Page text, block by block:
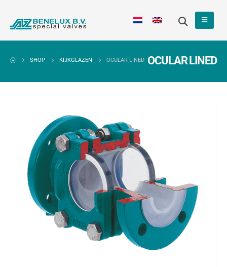
OCULAR LINED
SHOP KIJKGLAZEN OCULAR LINED